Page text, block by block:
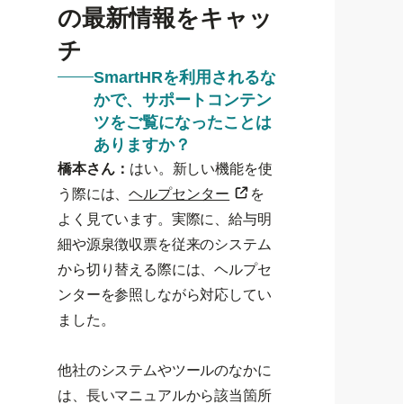
の最新情報をキャッ
チ
SmartHRを利用されるな
かで、サポートコンテン
ツをご覧になったことは
ありますか？
橋本さん： はい。新しい機能を使
う際には、ヘルプセンター
を
よく見ています。実際に、給与明
細や源泉徴収票を従来のシステム
から切り替える際には、ヘルプセ
ンターを参照しながら対応してい
ました。
他社のシステムやツールのなかに
は、長いマニュアルから該当箇所